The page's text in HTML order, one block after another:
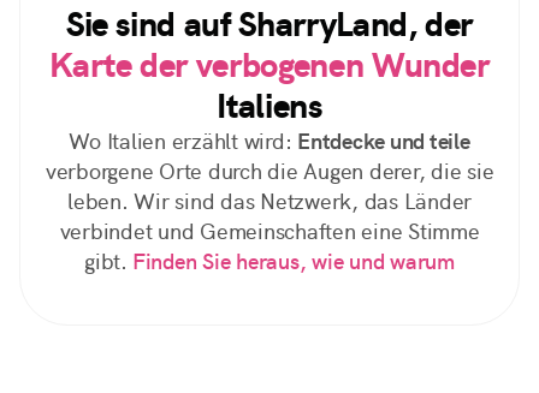
Sie sind auf SharryLand, der
Karte der verbogenen Wunder
Italiens
Wo Italien erzählt wird: Entdecke und teile
verborgene Orte durch die Augen derer, die sie
leben. Wir sind das Netzwerk, das Länder
verbindet und Gemeinschaften eine Stimme
gibt. Finden Sie heraus, wie und warum